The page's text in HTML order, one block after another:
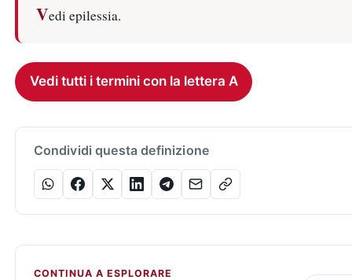
Vedi epilessia.
Vedi tutti i termini con la lettera A
Condividi questa definizione
CONTINUA A ESPLORARE